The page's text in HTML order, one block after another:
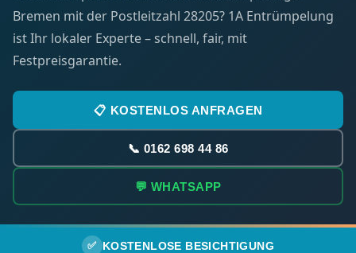
Bremen mit der Postleitzahl 28205? 1A Entrümpelung
ist Ihr lokaler Experte – schnell, fair, mit
Festpreisgarantie.
📋 KOSTENLOS ANFRAGEN
📞 0162 698 44 86
💬 WHATSAPP
✅ KOSTENLOSE BESICHTIGUNG